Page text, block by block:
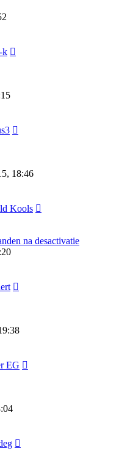
k
18:46
Kools
na desactivatie
EG